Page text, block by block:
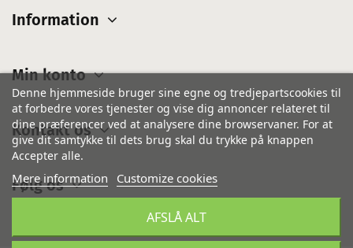
Information
Min konto
Kontakt os
Denne hjemmeside bruger sine egne og tredjepartscookies til
at forbedre vores tjenester og vise dig annoncer relateret til
dine præferencer ved at analysere dine browservaner. For at
give dit samtykke til dets brug skal du trykke på knappen
Accepter alle.
Mere information Customize cookies
AFSLÅ ALT
Følg os